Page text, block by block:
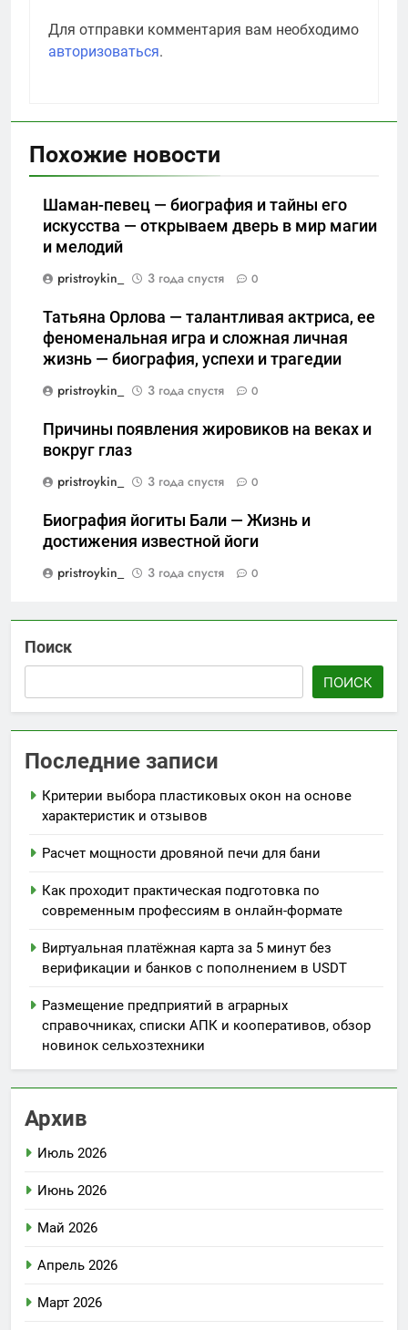
Для отправки комментария вам необходимо
авторизоваться.
Похожие новости
Шаман-певец — биография и тайны его
искусства — открываем дверь в мир магии
и мелодий
pristroykin_
3 года спустя 0
Татьяна Орлова — талантливая актриса, ее
феноменальная игра и сложная личная
жизнь — биография, успехи и трагедии
pristroykin_
3 года спустя 0
Причины появления жировиков на веках и
вокруг глаз
pristroykin_
3 года спустя 0
Биография йогиты Бали — Жизнь и
достижения известной йоги
pristroykin_
3 года спустя 0
Поиск
ПОИСК
Последние записи
Критерии выбора пластиковых окон на основе
характеристик и отзывов
Расчет мощности дровяной печи для бани
Как проходит практическая подготовка по
современным профессиям в онлайн-формате
Виртуальная платёжная карта за 5 минут без
верификации и банков с пополнением в USDT
Размещение предприятий в аграрных
справочниках, списки АПК и кооперативов, обзор
новинок сельхозтехники
Архив
Июль 2026
Июнь 2026
Май 2026
Апрель 2026
Март 2026